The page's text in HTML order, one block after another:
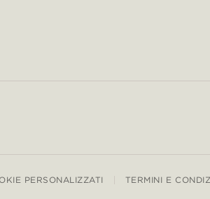
PERSONALIZZATI TERMINI E